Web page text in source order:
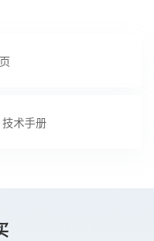
负载）
术手册